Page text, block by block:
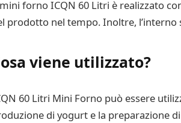
forno ICQN 60 Litri è realizzato
prodotto nel tempo. Inoltre,
viene utilizzato?
60 Litri Mini Forno può essere
di yogurt e la preparazione